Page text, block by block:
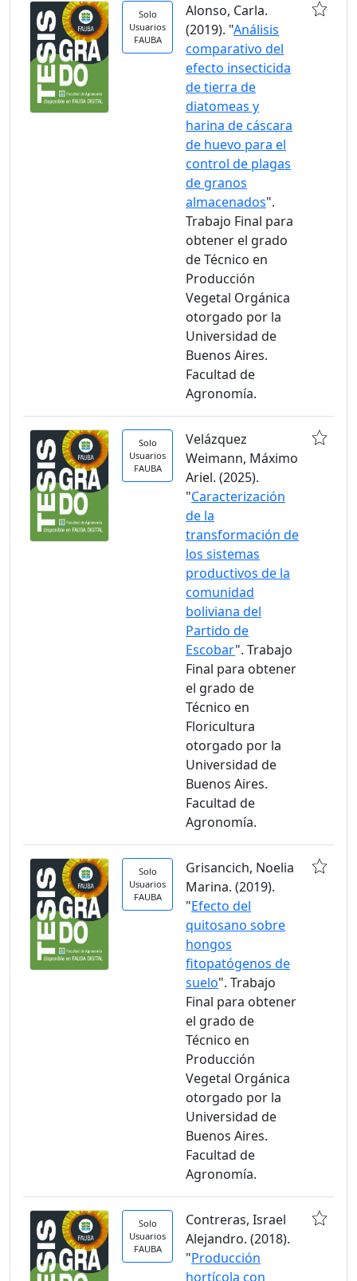
Solo
Usuarios
FAUBA
Alonso, Carla.
(2019). "Análisis
comparativo del
efecto insecticida
de tierra de
diatomeas y
harina de cáscara
de huevo para el
control de plagas
de granos
almacenados".
Trabajo Final para
obtener el grado
de Técnico en
Producción
Vegetal Orgánica
otorgado por la
Universidad de
Buenos Aires.
Facultad de
Agronomía.
Solo
Usuarios
FAUBA
Velázquez
Weimann, Máximo
Ariel. (2025).
"Caracterización
de la
transformación de
los sistemas
productivos de la
comunidad
boliviana del
Partido de
Escobar". Trabajo
Final para obtener
el grado de
Técnico en
Floricultura
otorgado por la
Universidad de
Buenos Aires.
Facultad de
Agronomía.
Solo
Usuarios
FAUBA
Grisancich, Noelia
Marina. (2019).
"Efecto del
quitosano sobre
hongos
fitopatógenos de
suelo". Trabajo
Final para obtener
el grado de
Técnico en
Producción
Vegetal Orgánica
otorgado por la
Universidad de
Buenos Aires.
Facultad de
Agronomía.
Solo
Usuarios
FAUBA
Contreras, Israel
Alejandro. (2018).
"Producción
hortícola con